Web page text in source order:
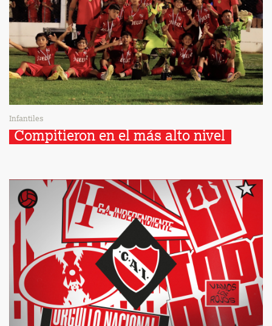
Infantiles
Compitieron en el más alto nivel